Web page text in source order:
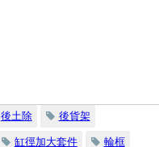
後土除 後貨架
缸徑加大套件 輪框